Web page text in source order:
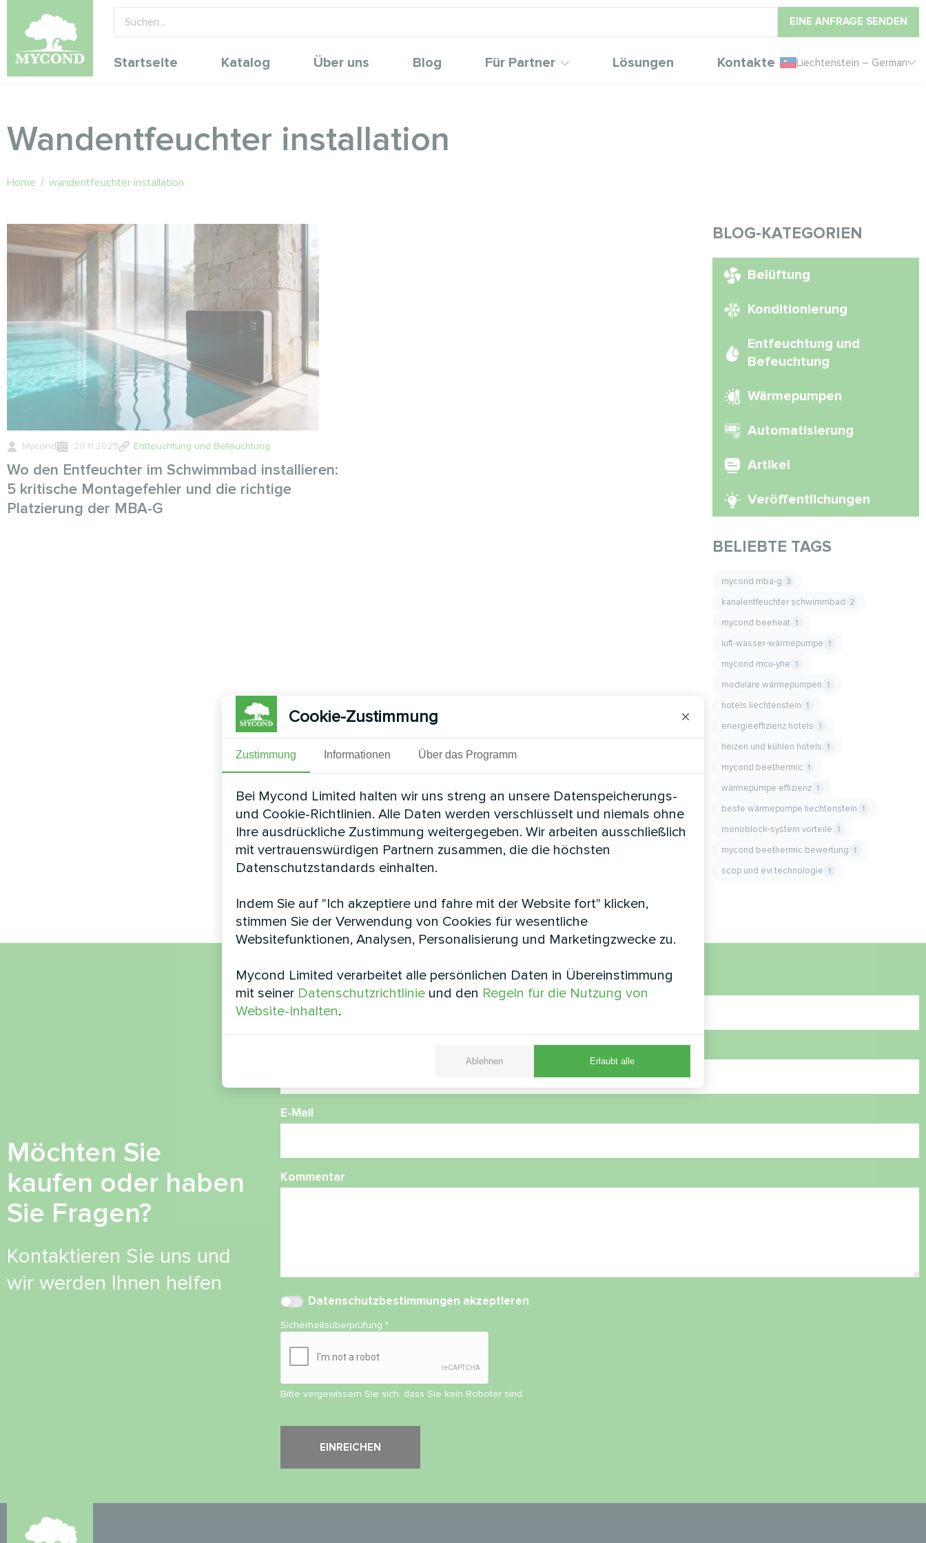
EINE ANFRAGE SENDEN
Startseite Katalog Über uns Blog Für Partner Lösungen Kontakte Liechtenstein – German
Wandentfeuchter installation
Home / wandentfeuchter installation
Mycond 20.11.2025 Entfeuchtung und Befeuchtung
Wo den Entfeuchter im Schwimmbad installieren:
5 kritische Montagefehler und die richtige
Platzierung der MBA-G
BLOG-KATEGORIEN
Belüftung
Konditionierung
Entfeuchtung und
Befeuchtung
Wärmepumpen
Automatisierung
Artikel
Veröffentlichungen
BELIEBTE TAGS
mycond mba-g 3
kanalentfeuchter schwimmbad 2
mycond beeheat 1
luft-wasser-wärmepumpe 1
mycond mcu-yhe 1
modulare wärmepumpen 1
hotels liechtenstein 1
energieeffizienz hotels 1
heizen und kühlen hotels 1
mycond beethermic 1
wärmepumpe effizienz 1
beste wärmepumpe liechtenstein 1
monoblock-system vorteile 1
mycond beethermic bewertung 1
scop und evi technologie 1
Möchten Sie
kaufen oder haben
Sie Fragen?
Kontaktieren Sie uns und
wir werden Ihnen helfen
E-Mail
Kommentar
Datenschutzbestimmungen akzeptieren
Sicherheitsüberprüfung*
Bitte vergewissern Sie sich, dass Sie kein Roboter sind.
Cookie-Zustimmung ×
Zustimmung Informationen Über das Programm
Bei Mycond Limited halten wir uns streng an unsere Datenspeicherungs-
und Cookie-Richtlinien. Alle Daten werden verschlüsselt und niemals ohne
Ihre ausdrückliche Zustimmung weitergegeben. Wir arbeiten ausschließlich
mit vertrauenswürdigen Partnern zusammen, die die höchsten
Datenschutzstandards einhalten.
Indem Sie auf "Ich akzeptiere und fahre mit der Website fort" klicken,
stimmen Sie der Verwendung von Cookies für wesentliche
Websitefunktionen, Analysen, Personalisierung und Marketingzwecke zu.
Mycond Limited verarbeitet alle persönlichen Daten in Übereinstimmung
mit seiner Datenschutzrichtlinie und den Regeln für die Nutzung von
Website-Inhalten.
Ablehnen Erlaubt alle